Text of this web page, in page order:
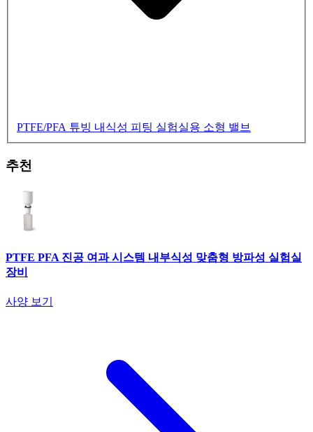
PTFE/PFA 튜빙 내식성 피팅 실험실용 소형 밸브
추천
PTFE PFA 진공 여과 시스템 내부식성 맞춤형 방파성 실험실
장비
사양 보기